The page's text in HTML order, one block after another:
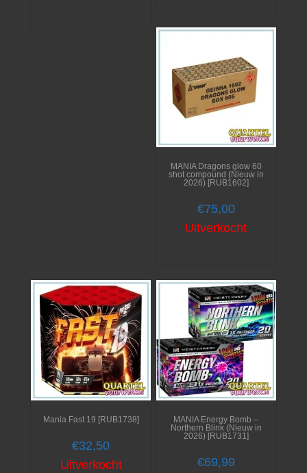
MANIA Dragons glow 60
shot compound (Nieuw in
2026) [RUB1602]
€75,00
Uitverkocht
MANIA Energy Bomb –
Northern Blink (Nieuw in
2026) [RUB1731]
€69,99
Mania Fast 19 [RUB1738]
€32,50
Uitverkocht